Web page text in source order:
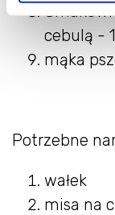
cebulą -
mąka
Potrzebne
wałek
misa na